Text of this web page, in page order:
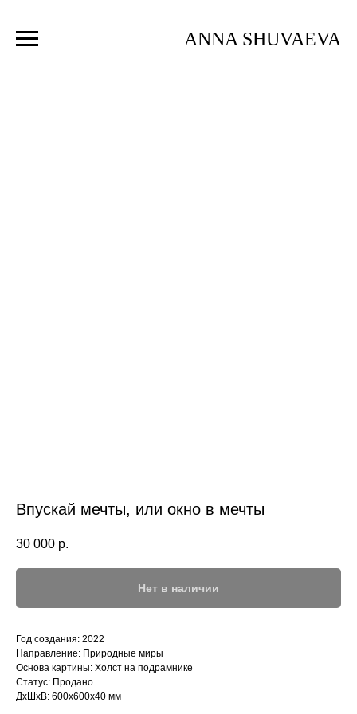
ANNA SHUVAEVA
Впускай мечты, или окно в мечты
30 000 р.
Нет в наличии
Год создания: 2022
Направление: Природные миры
Основа картины: Холст на подрамнике
Статус: Продано
ДxШxВ: 600x600x40 мм